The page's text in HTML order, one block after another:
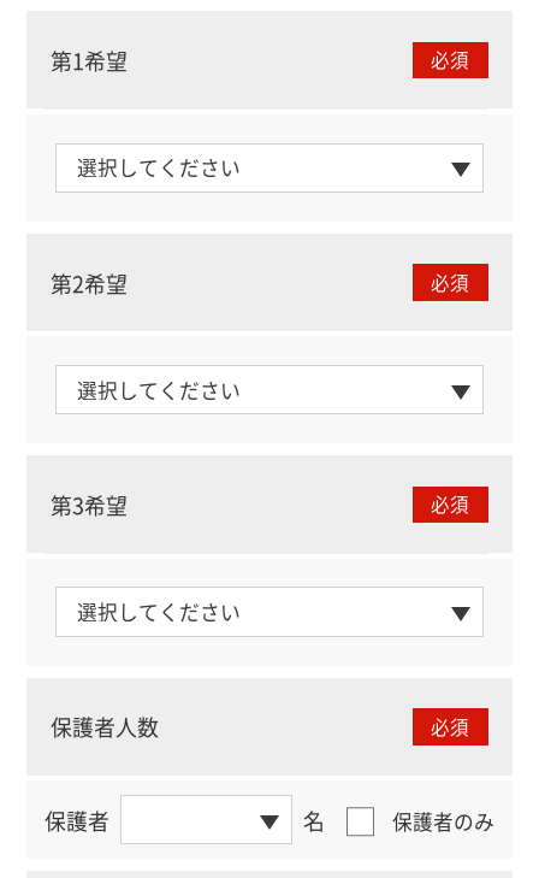
第1希望 必須
第2希望 必須
第3希望 必須
保護者人数 必須
保護者 名 保護者のみ